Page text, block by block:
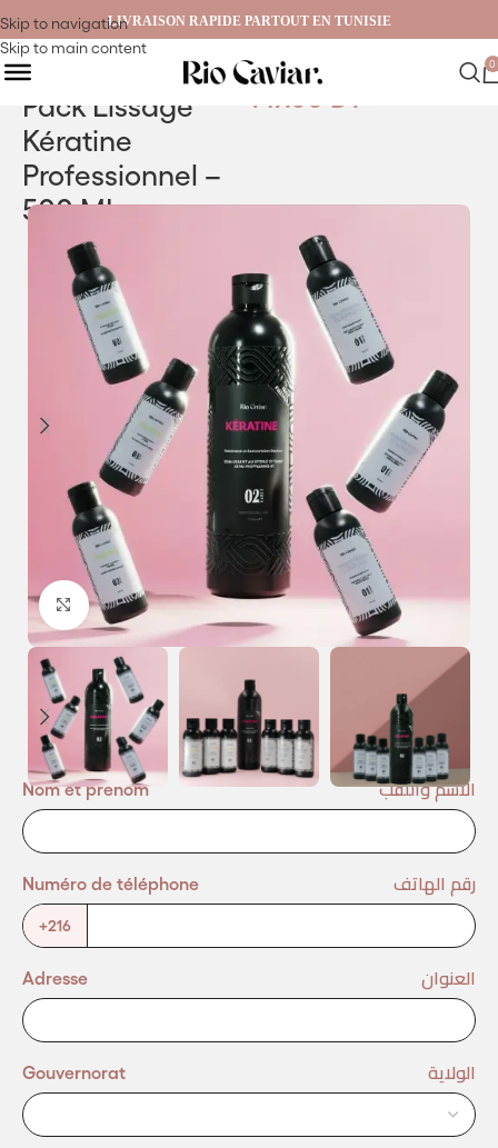
Skip to navigation
Skip to main content
LIVRAISON RAPIDE PARTOUT EN TUNISIE
0
Pack Lissage
Kératine
Professionnel –
500 ML
147.00 DT
Agrandir
Nom et prénom الاسم واللقب
Numéro de téléphone رقم الهاتف
+216
Adresse العنوان
Gouvernorat الولاية